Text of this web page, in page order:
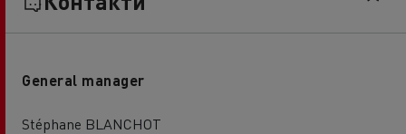
General manager
Stéphane BLANCHOT